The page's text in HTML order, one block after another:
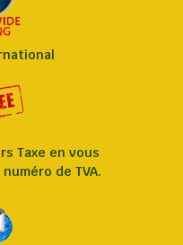
Taxe en vous
de TVA.